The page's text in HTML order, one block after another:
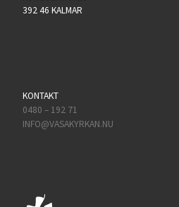
392 46 KALMAR
KONTAKT
0480 – 192 71
INFO@VASAKYRKAN.NU